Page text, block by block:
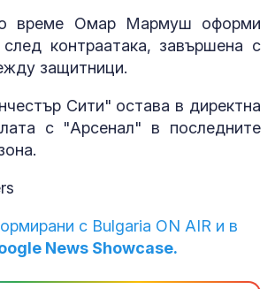
време Омар Мармуш оформи
контраатака, завършена с
защитници.
Сити" остава в директна
с "Арсенал" в последните
с Bulgaria ON AIR и в
News Showcase.